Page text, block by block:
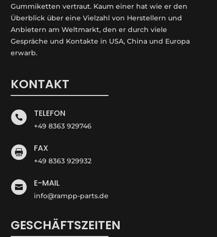
Gummiketten vertraut. Kaum einer hat wie er den
Überblick über eine Vielzahl von Herstellern und
Anbietern am Weltmarkt, den er durch viele
Gespräche und Kontakte in USA, China und Europa
erwarb.
KONTAKT
 TELEFON
+49 8363 929746
 FAX
+49 8363 929932
 E-MAIL
info@rampp-parts.de
GESCHÄFTSZEITEN